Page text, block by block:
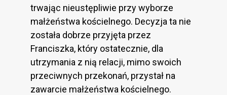
trwając nieustępliwie przy wyborze
małżeństwa kościelnego. Decyzja ta nie
została dobrze przyjęta przez
Franciszka, który ostatecznie, dla
utrzymania z nią relacji, mimo swoich
przeciwnych przekonań, przystał na
zawarcie małżeństwa kościelnego.